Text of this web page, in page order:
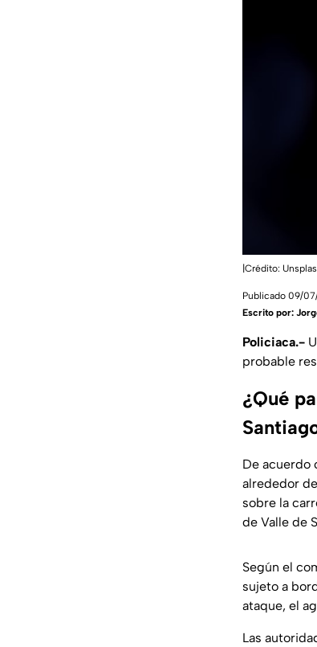
|Crédito:
Publicado 09/
Escrito por:
Policiaca.-
probable
¿Qué
De acuerdo
alrededor
sobre la
de Valle de
Según el
sujeto a
ataque, el
Las